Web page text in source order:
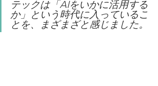
テックは「AIをいかに活用する
か」という時代に入っているこ
とを、まざまざと感じました。